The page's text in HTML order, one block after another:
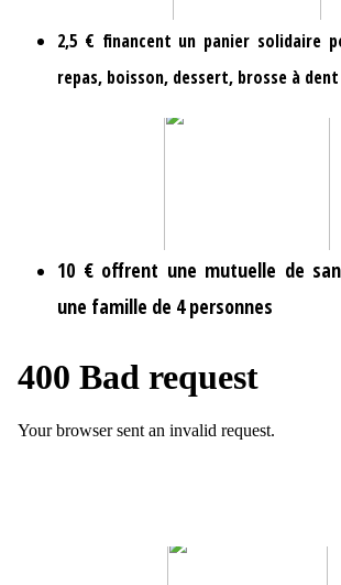
2,5 € financent un panier solidaire
repas, boisson, dessert, brosse à
10 € offrent une mutuelle de
une famille de 4 personnes